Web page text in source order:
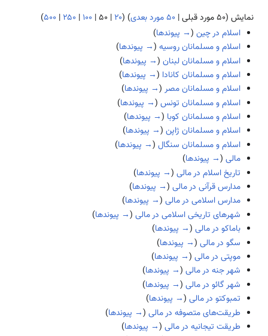
نمایش (۵۰ مورد قبلی | ۵۰ مورد بعدی ) (۲۰ | ۵۰| ۱۰۰ | ۲۵۰ | ۵۰۰)
اسلام در چین (→ پیوندها)
اسلام و مسلمانان روسیه (→ پیوندها)
اسلام و مسلمانان لبنان (→ پیوندها)
اسلام و مسلمانان کانادا (→ پیوندها)
اسلام و مسلمانان مصر (→ پیوندها)
اسلام و مسلمانان تونس (→ پیوندها)
اسلام و مسلمانان کوبا (→ پیوندها)
اسلام و مسلمانان ژاپن (→ پیوندها)
اسلام و مسلمانان سنگال (→ پیوندها)
مالی (→ پیوندها)
تاریخ اسلام در مالی (→ پیوندها)
مدارس قرآنی در مالی (→ پیوندها)
مدارس اسلامی در مالی (→ پیوندها)
شهرهای تاریخی اسلامی در مالی (→ پیوندها)
باماکو در مالی (→ پیوندها)
سگو در مالی (→ پیوندها)
موپتی در مالی (→ پیوندها)
شهر جنه در مالی (→ پیوندها)
شهر گائو در مالی (→ پیوندها)
تمبوکتو در مالی (→ پیوندها)
طریقت‌های متصوفه در مالی (→ پیوندها)
طریقت تیجانیه در مالی (→ پیوندها)